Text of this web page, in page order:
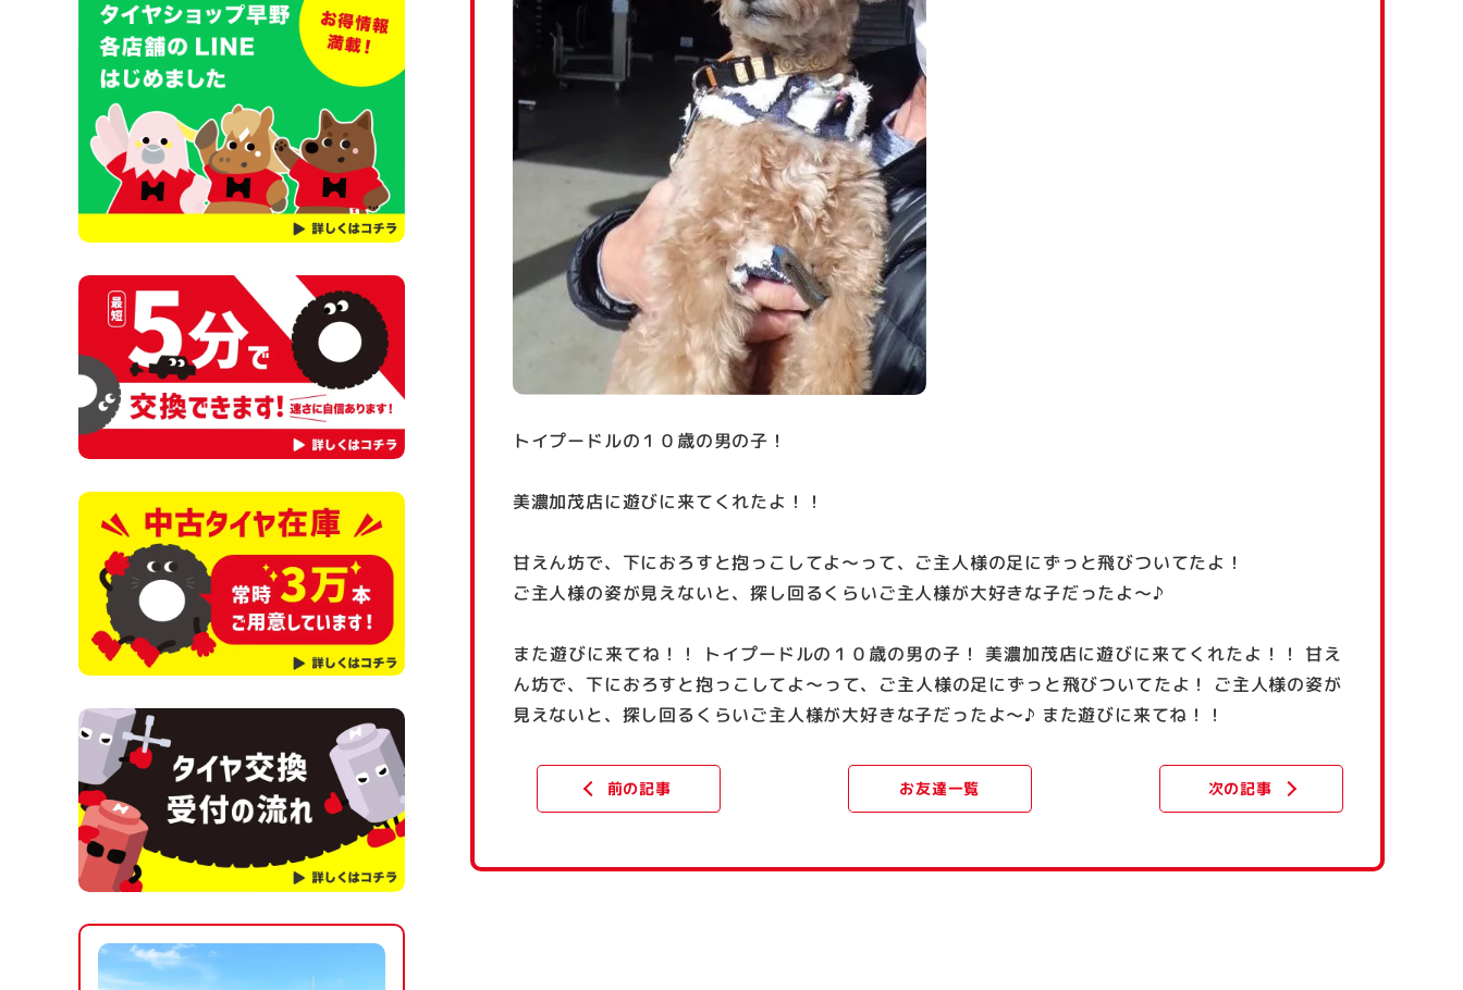
トイプードルの１０歳の男の子！
美濃加茂店に遊びに来てくれたよ！！
甘えん坊で、下におろすと抱っこしてよ～って、ご主人様の足にずっと飛びついてたよ！
ご主人様の姿が見えないと、探し回るくらいご主人様が大好きな子だったよ～♪
また遊びに来てね！！ トイプードルの１０歳の男の子！ 美濃加茂店に遊びに来てくれたよ！！ 甘え
ん坊で、下におろすと抱っこしてよ～って、ご主人様の足にずっと飛びついてたよ！ ご主人様の姿が
見えないと、探し回るくらいご主人様が大好きな子だったよ～♪ また遊びに来てね！！
前の記事 次の記事
お友達一覧